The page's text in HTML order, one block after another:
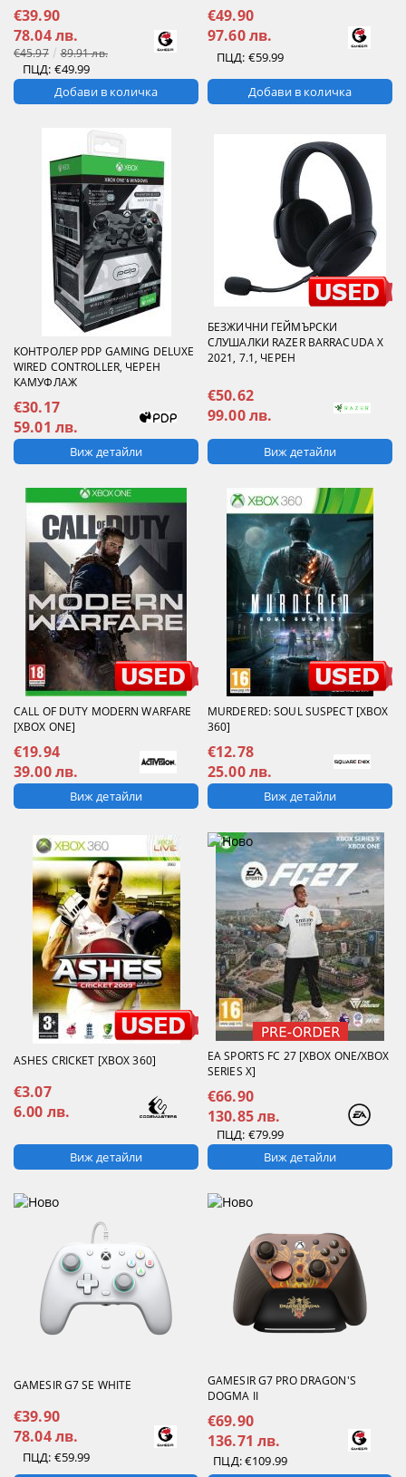
€39.90
78.04 лв.
€45.97 89.91 лв.
ПЦД: €49.99
€49.90
97.60 лв.
ПЦД: €59.99
КОНТРОЛЕР PDP GAMING DELUXE
WIRED CONTROLLER, ЧЕРЕН
КАМУФЛАЖ
€30.17
59.01 лв.
Виж детайли
БЕЗЖИЧНИ ГЕЙМЪРСКИ
СЛУШАЛКИ RAZER BARRACUDA X
2021, 7.1, ЧЕРЕН
€50.62
99.00 лв.
Виж детайли
CALL OF DUTY MODERN WARFARE
[XBOX ONE]
€19.94
39.00 лв.
Виж детайли
MURDERED: SOUL SUSPECT [XBOX
360]
€12.78
25.00 лв.
Виж детайли
ASHES CRICKET [XBOX 360]
€3.07
6.00 лв.
Виж детайли
EA SPORTS FC 27 [XBOX ONE/XBOX
SERIES X]
€66.90
130.85 лв.
ПЦД: €79.99
Виж детайли
GAMESIR G7 SE WHITE
€39.90
78.04 лв.
ПЦД: €59.99
GAMESIR G7 PRO DRAGON'S
DOGMA II
€69.90
136.71 лв.
ПЦД:€109.99